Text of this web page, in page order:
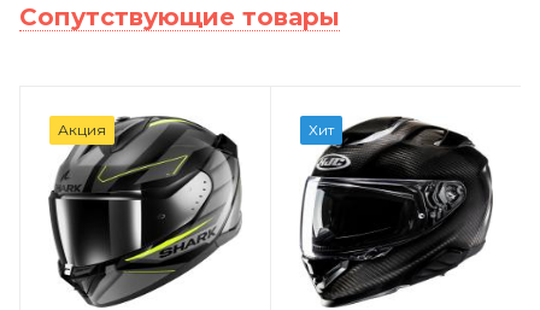
Сопутствующие товары
Акция Хит